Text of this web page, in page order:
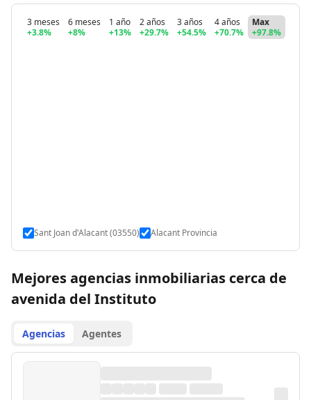
3 meses
+3.8%
6 meses
+8%
1 año
+13%
2 años
+29.7%
3 años
+54.5%
4 años
+70.7%
Max
+97.8%
Sant Joan d'Alacant (03550) Alacant Provincia
Mejores agencias inmobiliarias cerca de
avenida del Instituto
Agencias Agentes